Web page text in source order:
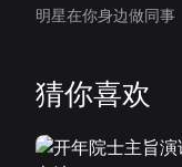
明星在你身边做同事
猜你喜欢